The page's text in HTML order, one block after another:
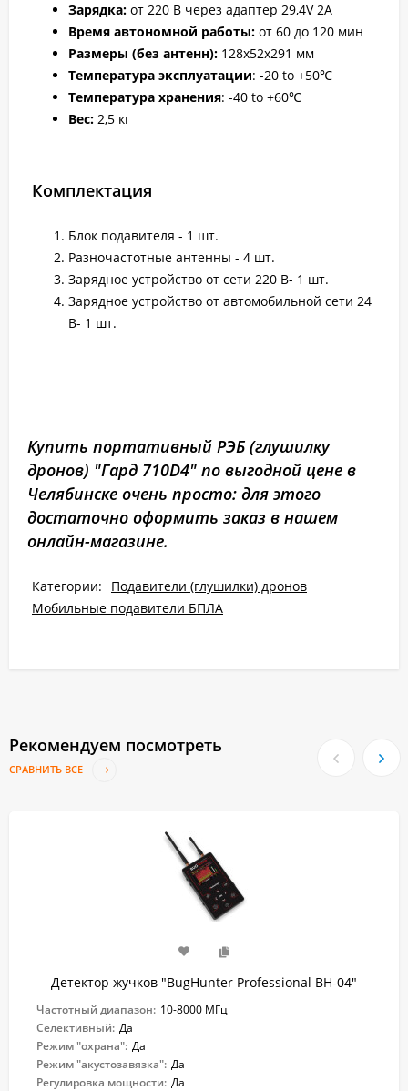
Зарядка: от 220 В через адаптер 29,4V 2A
Время автономной работы: от 60 до 120 мин
Размеры (без антенн): 128x52x291 мм
Температура эксплуатации: -20 to +50℃
Температура хранения: -40 to +60℃
Вес: 2,5 кг
Комплектация
Блок подавителя - 1 шт.
Разночастотные антенны - 4 шт.
Зарядное устройство от сети 220 В- 1 шт.
Зарядное устройство от автомобильной сети 24
В- 1 шт.
Купить портативный РЭБ (глушилку
дронов) "Гард 710D4" по выгодной цене в
Челябинске очень просто: для этого
достаточно оформить заказ в нашем
онлайн-магазине.
Категории:
Подавители (глушилки) дронов
Мобильные подавители БПЛА
Рекомендуем посмотреть
СРАВНИТЬ ВСЕ
Детектор жучков "BugHunter Professional BH-04"
Частотный диапазон: 10-8000 МГц
Селективный: Да
Режим "охрана": Да
Режим "акустозавязка": Да
Регулировка мощности: Да